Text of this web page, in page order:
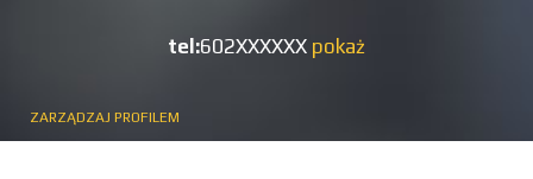
tel:602XXXXXX pokaż
ZARZĄDZAJ PROFILEM